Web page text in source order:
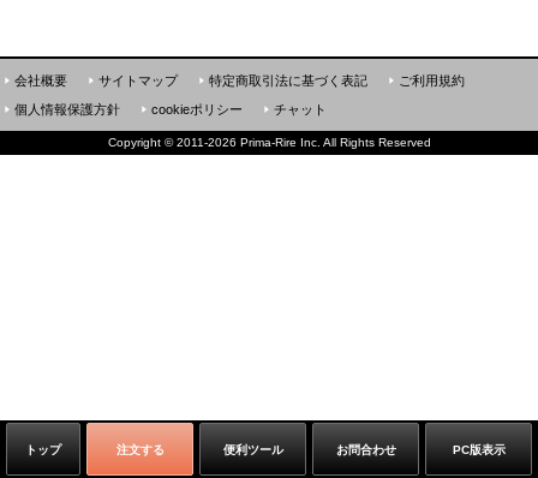
トップ 注文する 便利ツール お問合わせ PC版表示
会社概要 サイトマップ 特定商取引法に基づく表記
ご利用規約
個人情報保護方針
cookieポリシー チャット
Copyright ©2011-2026 Prima-Rire Inc. All Rights Reserved